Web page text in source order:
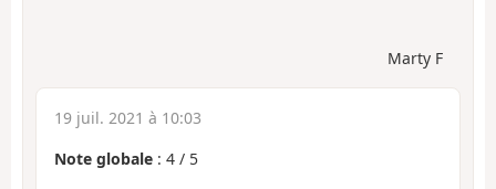
Marty F
19 juil. 2021 à 10:03
Note globale : 4 / 5